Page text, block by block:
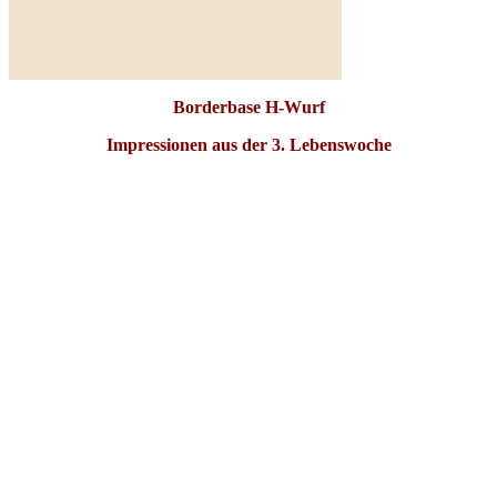
Borderbase H-Wurf
Impressionen aus der 3. Lebenswoche